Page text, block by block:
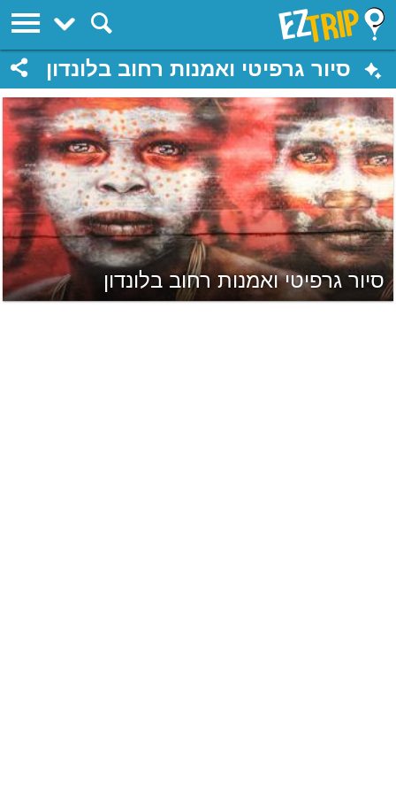
EZTrip
סיור גרפיטי ואמנות רחוב בלונדון
סיור גרפיטי ואמנות רחוב בלונדון